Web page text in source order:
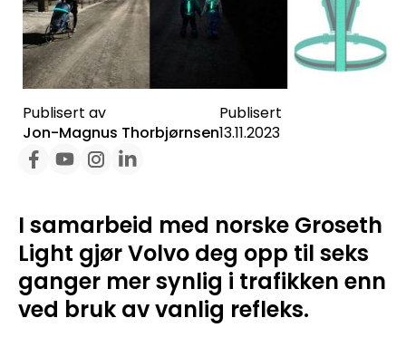
Publisert av
Jon-Magnus Thorbjørnsen
Publisert
13.11.2023
I samarbeid med norske Groseth
Light gjør Volvo deg opp til seks
ganger mer synlig i trafikken enn
ved bruk av vanlig refleks.